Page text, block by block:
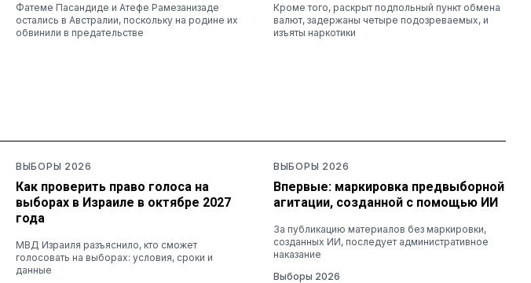
Фатеме Пасандиде и Атефе Рамезанизаде
остались в Австралии, поскольку на родине их
обвинили в предательстве
Кроме того, раскрыт подпольный пункт обмена
валют, задержаны четыре подозреваемых, и
изъяты наркотики
ВЫБОРЫ 2026
Как проверить право голоса на
выборах в Израиле в октябре 2027
года
МВД Израиля разъяснило, кто сможет
голосовать на выборах: условия, сроки и
данные
ВЫБОРЫ 2026
Впервые: маркировка предвыборной
агитации, созданной с помощью ИИ
За публикацию материалов без маркировки,
созданных ИИ, последует административное
наказание
Выборы 2026